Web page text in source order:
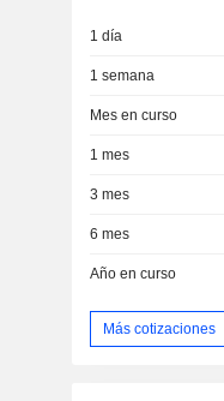
1 día
1 semana
Mes en curso
1 mes
3 mes
6 mes
Año en curso
Más cotizaciones